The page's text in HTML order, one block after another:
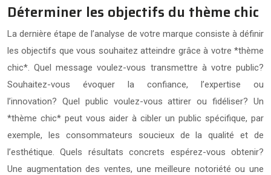
Déterminer les objectifs du thème chic
La dernière étape de l’analyse de votre marque consiste à définir
les objectifs que vous souhaitez atteindre grâce à votre *thème
chic*. Quel message voulez-vous transmettre à votre public?
Souhaitez-vous évoquer la confiance, l’expertise ou
l’innovation? Quel public voulez-vous attirer ou fidéliser? Un
*thème chic* peut vous aider à cibler un public spécifique, par
exemple, les consommateurs soucieux de la qualité et de
l’esthétique. Quels résultats concrets espérez-vous obtenir?
Une augmentation des ventes, une meilleure notoriété ou une